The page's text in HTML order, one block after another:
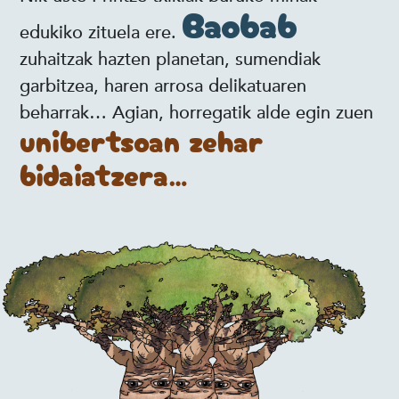
edukiko zituela ere. Baobab
zuhaitzak hazten planetan, sumendiak
garbitzea, haren arrosa delikatuaren
beharrak… Agian, horregatik alde egin zuen
unibertsoan zehar
bidaiatzera…